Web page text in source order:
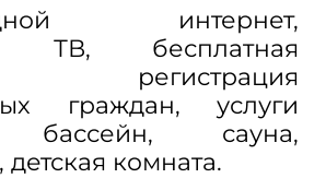
интернет,
ТВ, бесплатная
регистрация
граждан, услуги
бассейн, сауна,
комната.